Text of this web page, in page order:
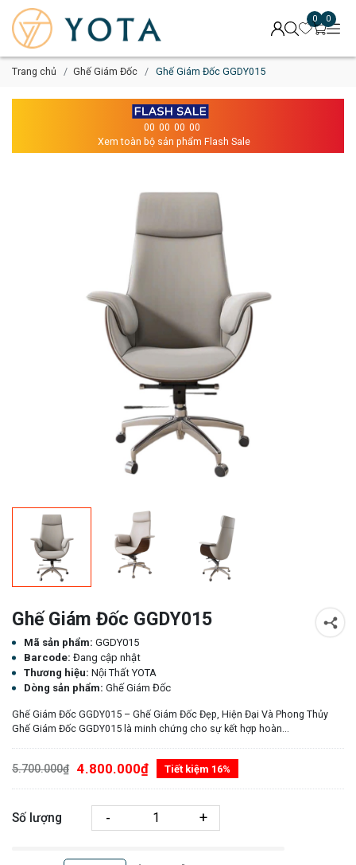
0 0
Trang chủ Ghế Giám Đốc Ghế Giám Đốc GGDY015
00 00 00 00
Xem toàn bộ sản phẩm Flash Sale
Ghế Giám Đốc GGDY015
Mã sản phẩm: GGDY015
Barcode: Đang cập nhật
Thương hiệu: Nội Thất YOTA
Dòng sản phẩm: Ghế Giám Đốc
Ghế Giám Đốc GGDY015 – Ghế Giám Đốc Đẹp, Hiện Đại Và Phong Thủy
Ghế Giám Đốc GGDY015 là minh chứng cho sự kết hợp hoàn...
5.700.000₫ 4.800.000₫ Tiết kiệm 16%
Số lượng - +